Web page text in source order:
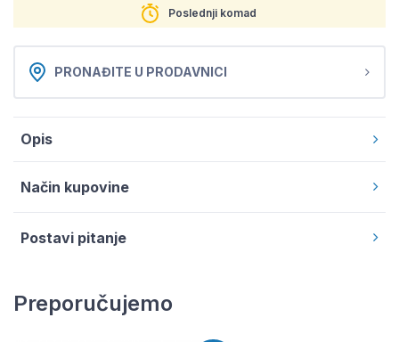
Poslednji komad
PRONAĐITE U PRODAVNICI
Opis
Način kupovine
Postavi pitanje
Preporučujemo